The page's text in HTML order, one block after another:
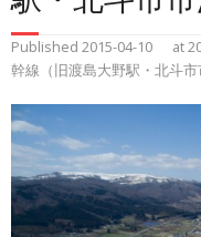
お問い合わせ
Published 2015-04-10 at
幹線（旧渡島大野駅・北斗